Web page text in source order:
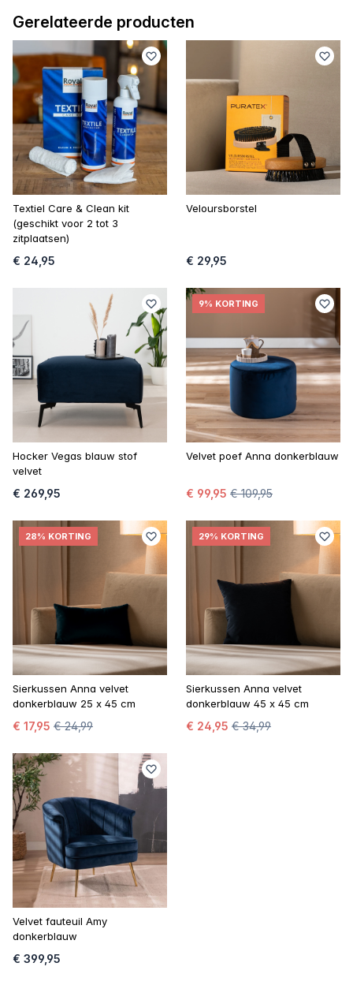
Gerelateerde producten
Textiel Care & Clean kit
(geschikt voor 2 tot 3
zitplaatsen)
€ 24,95
Veloursborstel
€ 29,95
Hocker Vegas blauw stof
velvet
€ 269,95
9% KORTING
Velvet poef Anna donkerblauw
€ 99,95 € 109,95
28% KORTING
Sierkussen Anna velvet
donkerblauw 25 x 45 cm
€ 17,95 € 24,99
29% KORTING
Sierkussen Anna velvet
donkerblauw 45 x 45 cm
€ 24,95 € 34,99
Velvet fauteuil Amy
donkerblauw
€ 399,95